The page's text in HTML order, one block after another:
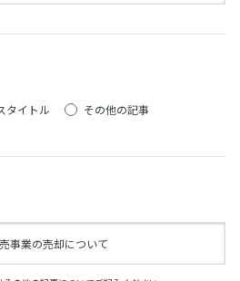
タイトル その他の記事